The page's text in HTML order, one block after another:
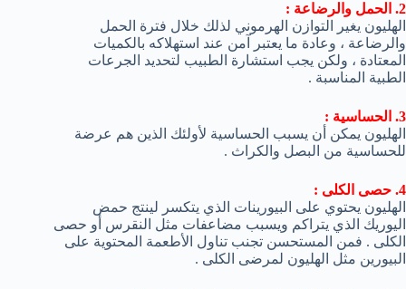
2. الحمل والرضاعة :
الهليون يغير التوازن الهرموني لذلك خلال فترة الحمل
والرضاعة ، وعادة ما يعتبر آمن عند استهلاكه بالكميات
المعتادة ، ولكن يجب استشارة الطبيب لتحديد الجرعات
الطبية المناسبة .
3. الحساسية :
الهليون يمكن أن يسبب الحساسية لأولئك الذين هم عرضة
للحساسية من البصل والكراث .
4. حصى الكلى :
الهليون يحتوي على البيورينات الذي يتكسر لينتج حمض
اليوريك الذي يتراكم ويسبب مضاعفات مثل النقرس أو حصى
الكلى . فمن المستحسن تجنب تناول الأطعمة المحتوية على
البيورين مثل الهليون لمرضى الكلى .